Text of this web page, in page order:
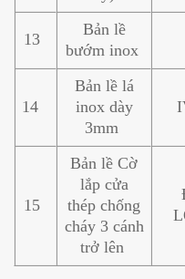
13
Bản lề
bướm inox
14
Bản lề lá
inox dày
3mm
15
Bản lề Cờ
lắp cửa
thép chống
cháy 3 cánh
trở lên